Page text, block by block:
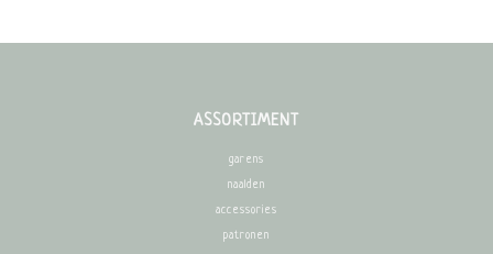
ASSORTIMENT
garens
naalden
accessories
patronen